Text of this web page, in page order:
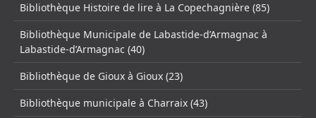
Bibliothèque Histoire de lire à La Copechagnière (85)
Bibliothèque Municipale de Labastide-d’Armagnac à
Labastide-d’Armagnac (40)
Bibliothèque de Gioux à Gioux (23)
Bibliothèque municipale à Charraix (43)